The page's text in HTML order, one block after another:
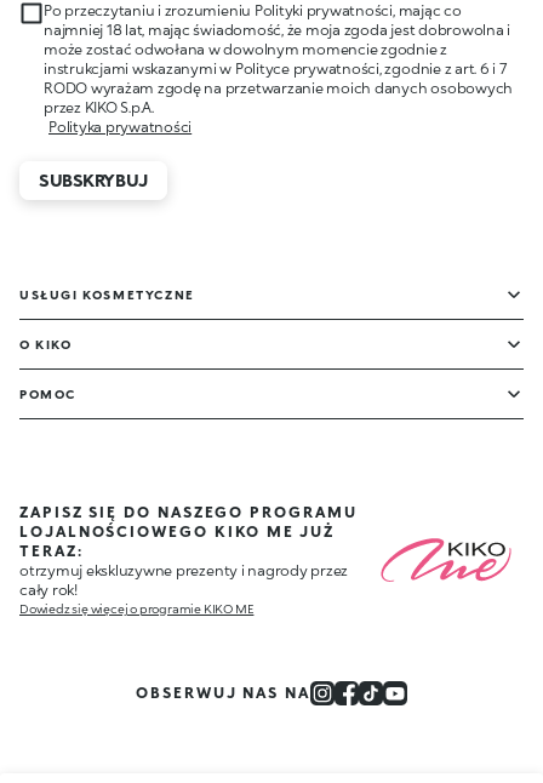
Po przeczytaniu i zrozumieniu Polityki prywatności, mając co
najmniej 18 lat, mając świadomość, że moja zgoda jest dobrowolna i
może zostać odwołana w dowolnym momencie zgodnie z
instrukcjami wskazanymi w Polityce prywatności, zgodnie z art. 6 i 7
RODO wyrażam zgodę na przetwarzanie moich danych osobowych
przez KIKO S.p.A.
Polityka prywatności
SUBSKRYBUJ
USŁUGI KOSMETYCZNE
O KIKO
POMOC
ZAPISZ SIĘ DO NASZEGO PROGRAMU
LOJALNOŚCIOWEGO KIKO ME JUŻ
TERAZ:
otrzymuj ekskluzywne prezenty i nagrody przez
cały rok!
Dowiedz się więcej o programie KIKO ME
OBSERWUJ NAS NA